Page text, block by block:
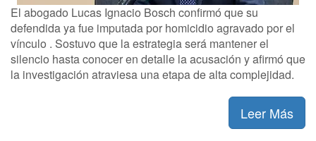
El abogado Lucas Ignacio Bosch confirmó que su
defendida ya fue imputada por homicidio agravado por el
vínculo . Sostuvo que la estrategia será mantener el
silencio hasta conocer en detalle la acusación y afirmó que
la investigación atraviesa una etapa de alta complejidad.
Leer Más